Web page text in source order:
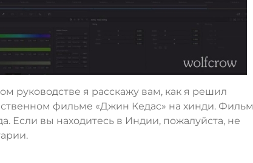
руководстве я расскажу вам, как я решил
фильме «Джин Кедас» на хинди. Фильм
Если вы находитесь в Индии, пожалуйста, не